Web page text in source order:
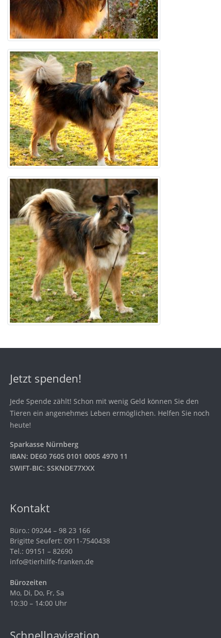
Jetzt spenden!
Jede Spende zählt! Schon mit wenig Geld können Sie den
Tieren ein angenehmes Leben ermöglichen. Helfen Sie noch
heute!
Sparkasse Nürnberg
IBAN: DE60 7605 0101 0005 4970 11
SWIFT-BIC: SSKNDE77XXX
Kontakt
Büro.: 09244 – 98 23 166
Brigitte Seufert: 0911-7540438
Tel.: 09151 – 82690
info@tierhilfe-franken.de
Bürozeiten
Mo, Di, Do, Fr, Sa
10:30 – 14:00 Uhr